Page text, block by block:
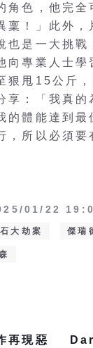
角色，他完全
稟！」此外，
也是一大挑戰
向專業人士學
狠甩15公斤
享：「我真的
的體能達到最
，所以必須要
01/22
大劫案 傑瑞
再現惡